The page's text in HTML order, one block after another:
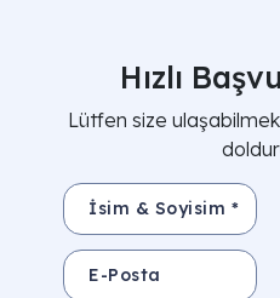
Hızlı
Lütfen size
İsim & Soyisim *
E-Posta